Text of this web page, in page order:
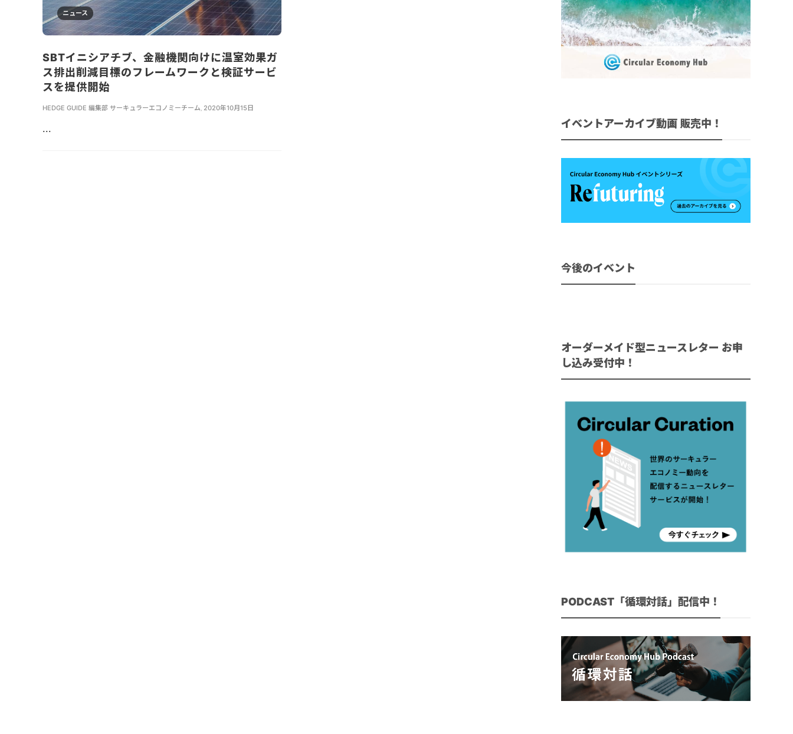
ニュース
SBTイニシアチブ、金融機関向けに温室効果ガ
ス排出削減目標のフレームワークと検証サービ
スを提供開始
HEDGE GUIDE 編集部 サーキュラーエコノミーチーム 2020年10月15日
... イベントアーカイブ動画 販売中！
今後のイベント
オーダーメイド型ニュースレター お申
し込み受付中！
PODCAST「循環対話」配信中！